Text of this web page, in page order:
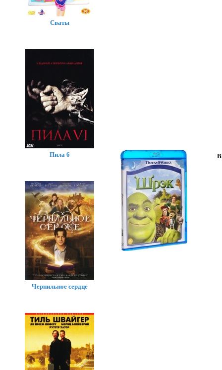
Сваты
Пила 6
Чернильное сердце